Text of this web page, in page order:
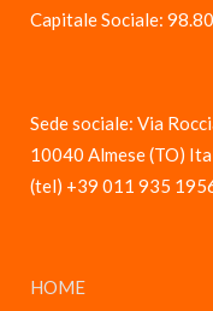
Capitale Sociale:
Sede sociale: Via
10040 Almese (TO)
(tel) +39 011 935
HOME